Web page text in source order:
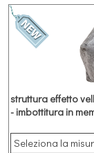
struttura effetto
- imbottitura in
Cuccia
CHIARO e